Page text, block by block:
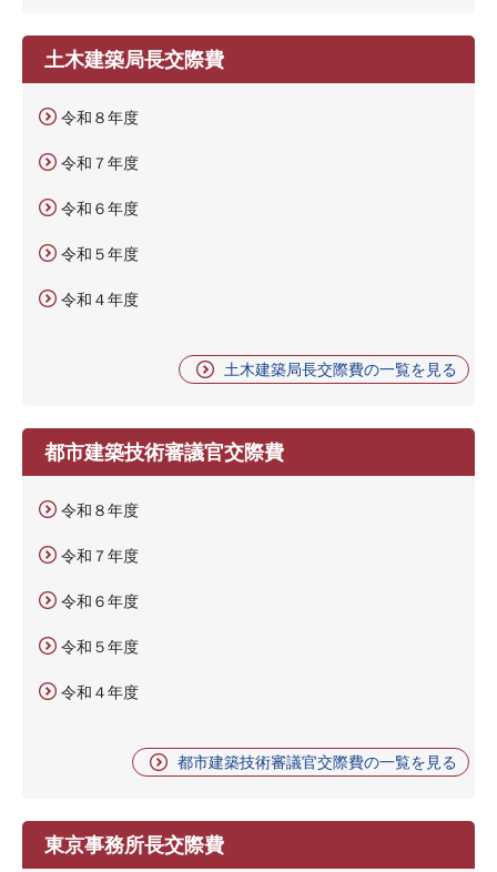
土木建築局長交際費
令和８年度
令和７年度
令和６年度
令和５年度
令和４年度
土木建築局長交際費の一覧を見る
都市建築技術審議官交際費
令和８年度
令和７年度
令和６年度
令和５年度
令和４年度
都市建築技術審議官交際費の一覧を見る
東京事務所長交際費